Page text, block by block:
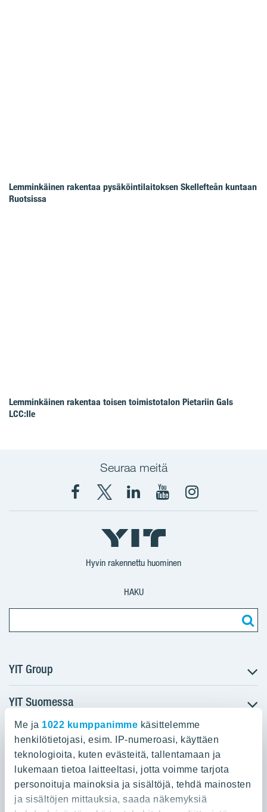
Me ja 1022 kumppanimme käsittelemme
henkilötietojasi, esim. IP-numeroasi, käyttäen
teknologioita, kuten evästeitä, tallentamaan ja
lukemaan tietoa laitteeltasi, jotta voimme tarjota
personoituja mainoksia ja sisältöjä, tehdä mainosten
ja sisältöjen mittauksia, saada näkemyksiä
Lemminkäinen rakentaa pysäköintilaitoksen Skellefteån kuntaan
Ruotsissa
Lemminkäinen rakentaa toisen toimistotalon Pietariin Gals
LCC:lle
Seuraa meitä
Facebook
X
YIT
Suomi
YIT
Corporation
YIT
Corporation
Instagram
Hyvin rakennettu huominen
HAKU
YIT Group
Tietoa YIT:stä
Töihin meille
Sijoittajat
Projektit
Vastuullisuus
Media
YIT Suomessa
Myytävät asunnot
Vuokrattavat toimitilat
Kiinteistösijoittaminen
Infrarakentaminen
YIT:n pääkonttori
Panuntie 11, PL 36, 00620 Helsinki
020 433 111